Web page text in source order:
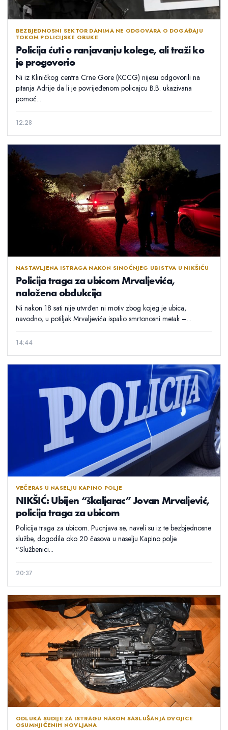
BEZBJEDNOSNI SEKTOR DANIMA NE ODGOVARA O DOGAĐAJU
TOKOM POLICIJSKE OBUKE
Policija ćuti o ranjavanju kolege, ali traži ko
je progovorio
Ni iz Kliničkog centra Crne Gore (KCCG) nijesu odgovorili na
pitanja Adrije da li je povrijeđenom policajcu B.B. ukazivana
pomoć...
12:28
NASTAVLJENA ISTRAGA NAKON SINOĆNJEG UBISTVA U NIKŠIĆU
Policija traga za ubicom Mrvaljevića,
naložena obdukcija
Ni nakon 18 sati nije utvrđen ni motiv zbog kojeg je ubica,
navodno, u potiljak Mrvaljevića ispalio smrtonosni metak –...
14:44
VEČERAS U NASELJU KAPINO POLJE
NIKŠIĆ: Ubijen “škaljarac” Jovan Mrvaljević,
policija traga za ubicom
Policija traga za ubicom. Pucnjava se, naveli su iz te bezbjednosne
službe, dogodila oko 20 časova u naselju Kapino polje.
"Službenici...
20:37
ODLUKA SUDIJE ZA ISTRAGU NAKON SASLUŠANJA DVOJICE
OSUMNJIČENIH NOVLJANA